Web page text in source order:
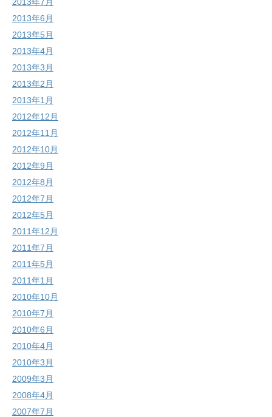
2013年6月
2013年5月
2013年4月
2013年3月
2013年2月
2013年1月
2012年12月
2012年11月
2012年10月
2012年9月
2012年8月
2012年7月
2012年5月
2011年12月
2011年7月
2011年5月
2011年1月
2010年10月
2010年7月
2010年6月
2010年4月
2010年3月
2009年3月
2008年4月
2007年7月